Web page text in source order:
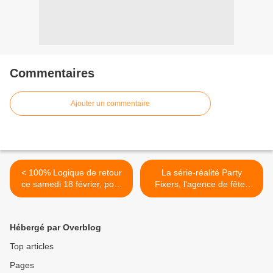
Commentaires
Ajouter un commentaire
< 100% Logique de retour
ce samedi 18 février, pour
plusieurs week-ends avec
La série-réalité Party
Fixers, l'agence de fêtes
XXL dès à présent
Hébergé par Overblog
Top articles
Pages